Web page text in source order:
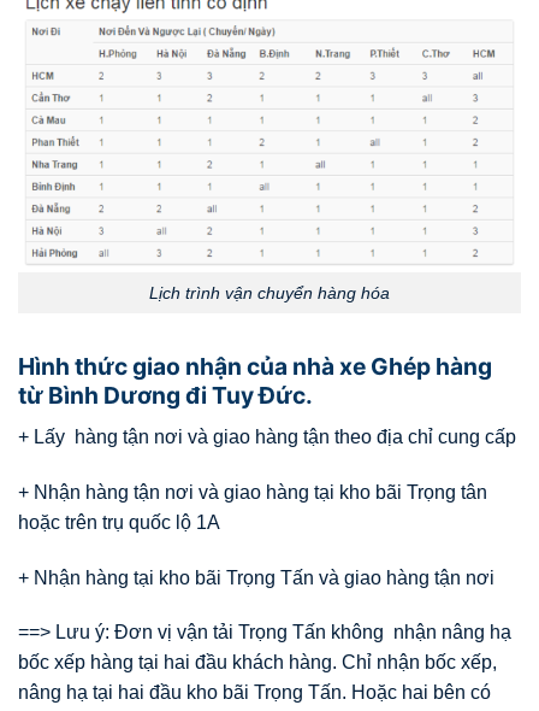
Lịch trình vận chuyển hàng hóa
Hình thức giao nhận của nhà xe Ghép hàng
từ Bình Dương đi Tuy Đức.
+ Lấy hàng tận nơi và giao hàng tận theo địa chỉ cung cấp
+ Nhận hàng tận nơi và giao hàng tại kho bãi Trọng tân
hoặc trên trụ quốc lộ 1A
+ Nhận hàng tại kho bãi Trọng Tấn và giao hàng tận nơi
==> Lưu ý: Đơn vị vận tải Trọng Tấn không nhận nâng hạ
bốc xếp hàng tại hai đầu khách hàng. Chỉ nhận bốc xếp,
nâng hạ tại hai đầu kho bãi Trọng Tấn. Hoặc hai bên có